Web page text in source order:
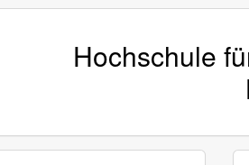
Hochschule